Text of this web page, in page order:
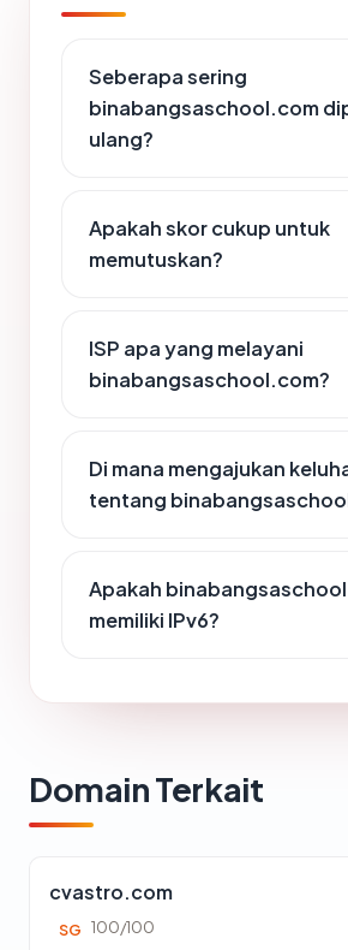
Seberapa sering
binabangsaschool.com
ulang?
Apakah skor cukup untuk
memutuskan?
ISP apa yang melayani
binabangsaschool.com?
Di mana mengajukan
tentang
Apakah
memiliki IPv6?
Domain Terkait
cvastro.com
SG 100/100